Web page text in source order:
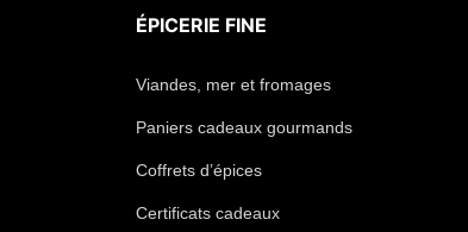
ÉPICERIE FINE
Viandes, mer et fromages
Paniers cadeaux gourmands
Coffrets d’épices
Certificats cadeaux